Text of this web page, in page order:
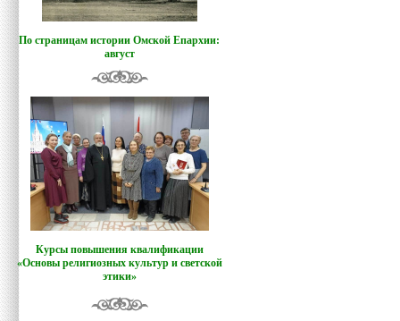
По страницам истории Омской Епархии:
август
Курсы повышения квалификации
«Основы религиозных культур и светской
этики»